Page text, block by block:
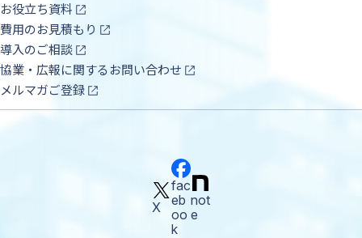
お役立ち資料
費用のお見積もり
導入のご相談
協業・広報に関するお問い合わせ
メルマガご登録
X
fac
eb
oo
k
not
e